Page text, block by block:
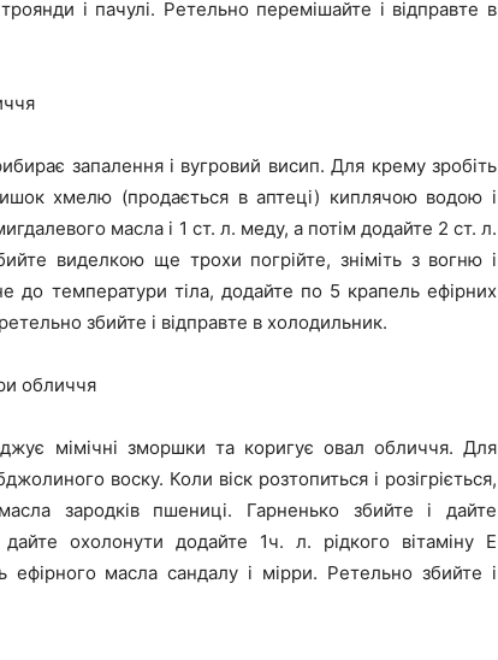
і пачулі. Ретельно перемішайте і відправте в
запалення і вугровий висип. Для крему зробіть
хмелю (продається в аптеці) киплячою водою і
масла і 1 ст. л. меду, а потім додайте 2 ст. л.
виделкою ще трохи погрійте, зніміть з вогню і
до температури тіла, додайте по 5 крапель ефірних
збийте і відправте в холодильник.
обличчя
мімічні зморшки та коригує овал обличчя. Для
воску. Коли віск розтопиться і розігріється,
зародків пшениці. Гарненько збийте і дайте
дайте охолонути додайте 1ч. л. рідкого вітаміну Е
масла сандалу і мірри. Ретельно збийте і